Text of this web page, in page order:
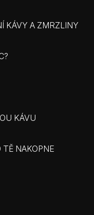
KÁVY A ZMRZLINY
KÁVU
NAKOPNE